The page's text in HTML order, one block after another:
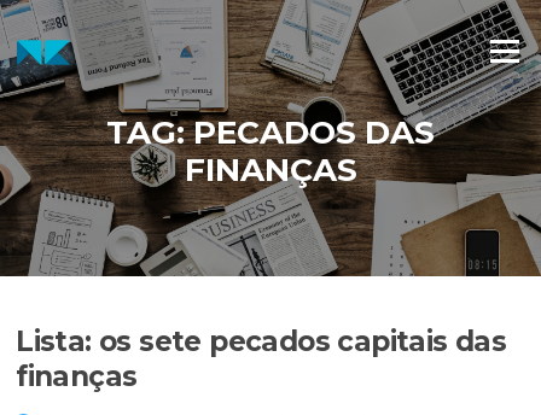
Pular
para
o
conteúdo
Menu
TAG:PECADOS DAS
FINANÇAS
Lista: os sete pecados capitais das
finanças